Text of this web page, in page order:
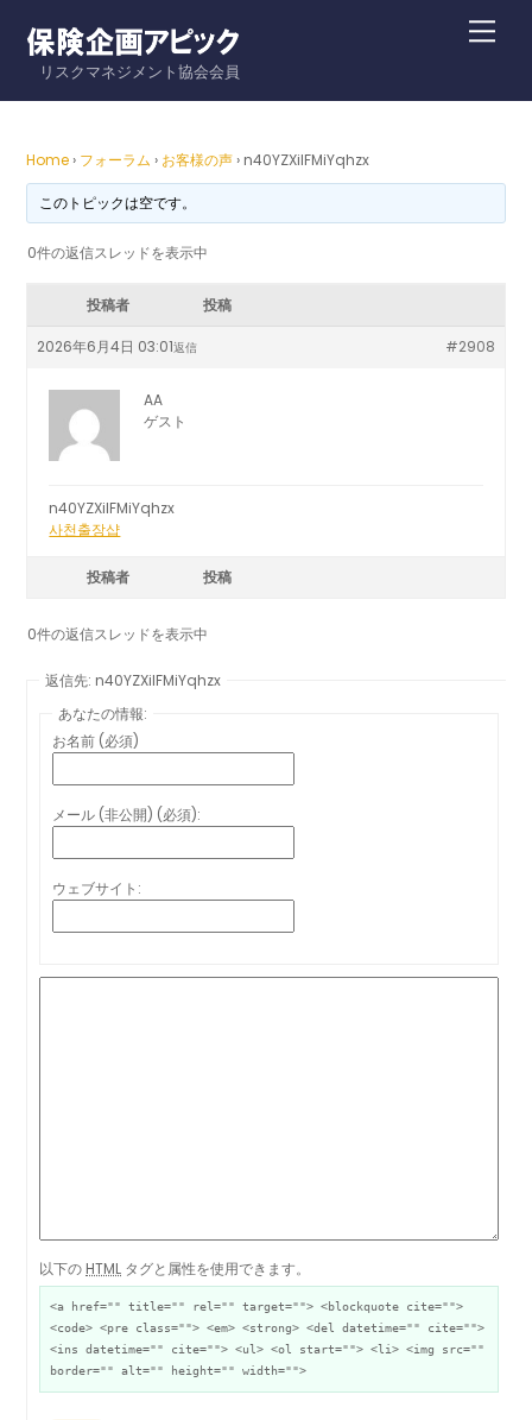
contentリスクマネジメント協会会員
Home › フォーラム › お客様の声 › n40YZXilFMiYqhzx
このトピックは空です。
0件の返信スレッドを表示中
投稿者 投稿
2026年6月4日 03:01 #2908
返信
AA
ゲスト
n40YZXilFMiYqhzx
사천출장샵
投稿者 投稿
0件の返信スレッドを表示中
返信先: n40YZXilFMiYqhzx
あなたの情報:
お名前 (必須)
メール (非公開) (必須):
ウェブサイト:
以下の HTML タグと属性を使用できます。
<a href="" title="" rel="" target=""> <blockquote cite="">
<code> <pre class=""> <em> <strong> <del datetime="" cite="">
<ins datetime="" cite=""> <ul> <ol start=""> <li> <img src=""
border="" alt="" height="" width="">